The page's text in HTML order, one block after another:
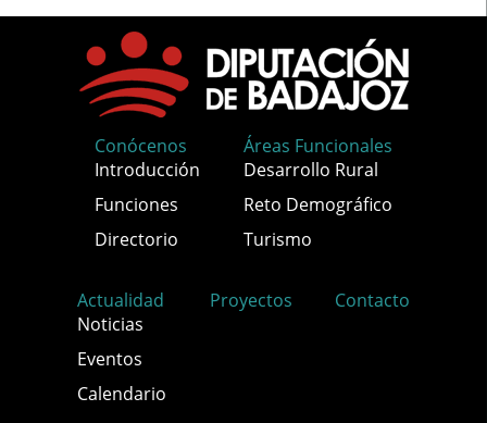
Conócenos
Introducción
Funciones
Directorio
Áreas Funcionales
Desarrollo Rural
Reto Demográfico
Turismo
Actualidad
Noticias
Eventos
Calendario
Proyectos Contacto